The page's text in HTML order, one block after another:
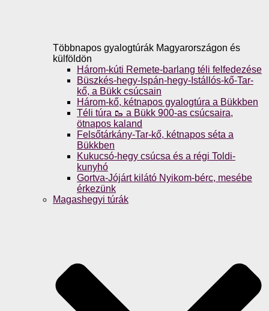
Többnapos gyalogtúrák Magyarországon és
külföldön
Három-kúti Remete-barlang téli felfedezése
Büszkés-hegy-Ispán-hegy-Istállós-kő-Tar-
kő, a Bükk csúcsain
Három-kő, kétnapos gyalogtúra a Bükkben
Téli túra 🥾 a Bükk 900-as csúcsaira,
ötnapos kaland
Felsőtárkány-Tar-kő, kétnapos séta a
Bükkben
Kukucsó-hegy csúcsa és a régi Toldi-
kunyhó
Gortva-Jójárt kilátó Nyikom-bérc, mesébe
érkezünk
Magashegyi túrák